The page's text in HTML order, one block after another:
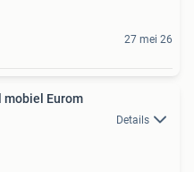
27 mei 26
mobiel Eurom
Details